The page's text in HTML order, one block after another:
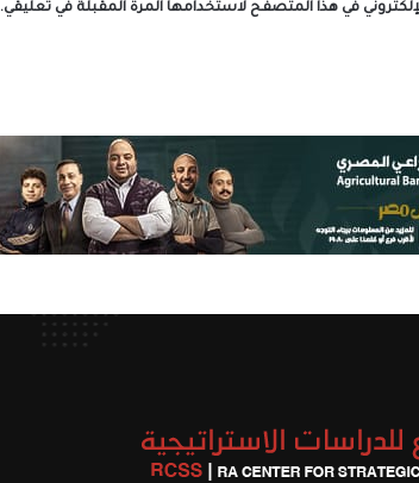
في هذا المتصفح لاستخدامها المرة المقبلة في تعليقي.